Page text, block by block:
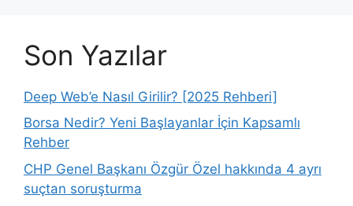
Son Yazılar
Deep Web’e Nasıl Girilir? [2025 Rehberi]
Borsa Nedir? Yeni Başlayanlar İçin Kapsamlı
Rehber
CHP Genel Başkanı Özgür Özel hakkında 4 ayrı
suçtan soruşturma